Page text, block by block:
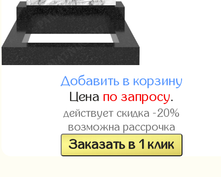
Добавить в корзину
Цена по запросу.
действует скидка -20%
возможна рассрочка
Заказать в 1 клик